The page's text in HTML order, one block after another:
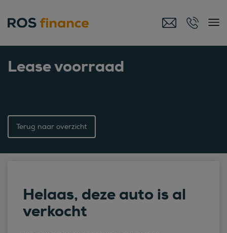
Lease voorraad
Terug naar overzicht
Helaas, deze auto is al
verkocht